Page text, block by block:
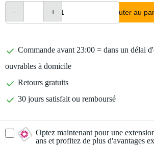
Ajouter au
Commande avant 23:00 = dans un délai
ouvrables à domicile
Retours gratuits
30 jours satisfait ou remboursé
Optez maintenant pour une
ans et profitez de plus d'avantages